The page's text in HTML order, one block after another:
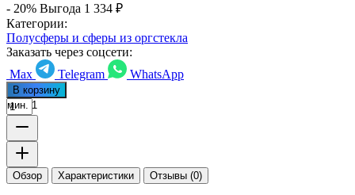
- 20% Выгода 1 334 ₽
Категории:
Полусферы и сферы из оргстекла
Заказать через соцсети:
Max
Telegram WhatsApp
В корзину
мин. 1
Обзор Характеристики Отзывы (0)